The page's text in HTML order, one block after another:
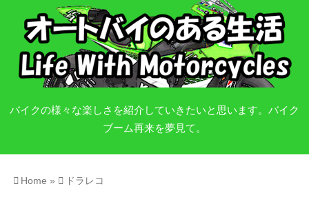
バイクの様々な楽しさを紹介していきたいと思います。バイク
ブーム再来を夢見て。
Home » ドラレコ